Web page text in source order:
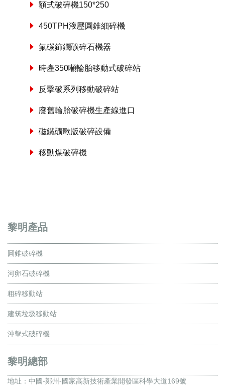
額式破碎機150*250
450TPH液壓圓錐細碎機
氟碳鈰鑭礦碎石機器
時產350噸輪胎移動式破碎站
反擊破系列移動破碎站
廢舊輪胎破碎機生產線進口
磁鐵礦歐版破碎設備
移動煤破碎機
黎明產品
圓錐破碎機
河卵石破碎機
粗碎移動站
建筑垃圾移動站
沖擊式破碎機
黎明總部
地址： 中國-鄭州-國家高新技術產業開發區科學大道169號